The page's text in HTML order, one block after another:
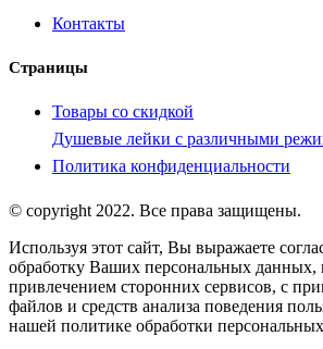
Контакты
Страницы
Товары со скидкой
Душевые лейки с различными
Политика конфиденциальности
© copyright 2022. Все права защищены.
Используя этот сайт, Вы выражаете
обработку Ваших персональных данных,
привлечением сторонних сервисов, с
файлов и средств анализа поведения
нашей политике обработки